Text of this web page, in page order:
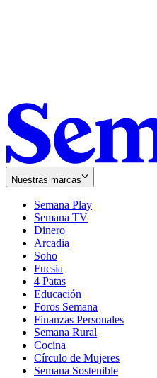
Nuestras marcas
Semana Play
Semana TV
Dinero
Arcadia
Soho
in
new
window
Fucsia
in
new
window
4 Patas
Educación
Foros Semana
Finanzas Personales
Semana Rural
Cocina
Círculo de Mujeres
Semana Sostenible